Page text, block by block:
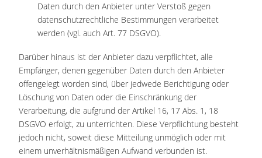
Daten durch den Anbieter unter Verstoß gegen
datenschutzrechtliche Bestimmungen verarbeitet
werden (vgl. auch Art. 77 DSGVO).
Darüber hinaus ist der Anbieter dazu verpflichtet, alle
Empfänger, denen gegenüber Daten durch den Anbieter
offengelegt worden sind, über jedwede Berichtigung oder
Löschung von Daten oder die Einschränkung der
Verarbeitung, die aufgrund der Artikel 16, 17 Abs. 1, 18
DSGVO erfolgt, zu unterrichten. Diese Verpflichtung besteht
jedoch nicht, soweit diese Mitteilung unmöglich oder mit
einem unverhältnismäßigen Aufwand verbunden ist.